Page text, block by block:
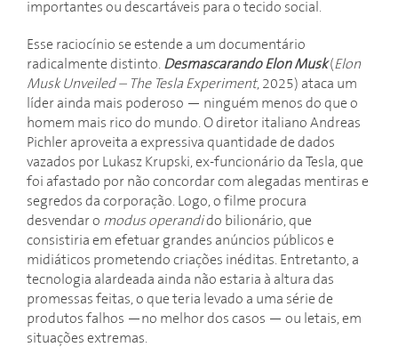
importantes ou descartáveis para o tecido social.
Esse raciocínio se estende a um documentário
radicalmente distinto. Desmascarando Elon Musk (Elon
Musk Unveiled – The Tesla Experiment, 2025) ataca um
líder ainda mais poderoso — ninguém menos do que o
homem mais rico do mundo. O diretor italiano Andreas
Pichler aproveita a expressiva quantidade de dados
vazados por Lukasz Krupski, ex-funcionário da Tesla, que
foi afastado por não concordar com alegadas mentiras e
segredos da corporação. Logo, o filme procura
desvendar o modus operandido bilionário, que
consistiria em efetuar grandes anúncios públicos e
midiáticos prometendo criações inéditas. Entretanto, a
tecnologia alardeada ainda não estaria à altura das
promessas feitas, o que teria levado a uma série de
produtos falhos —no melhor dos casos — ou letais, em
situações extremas.